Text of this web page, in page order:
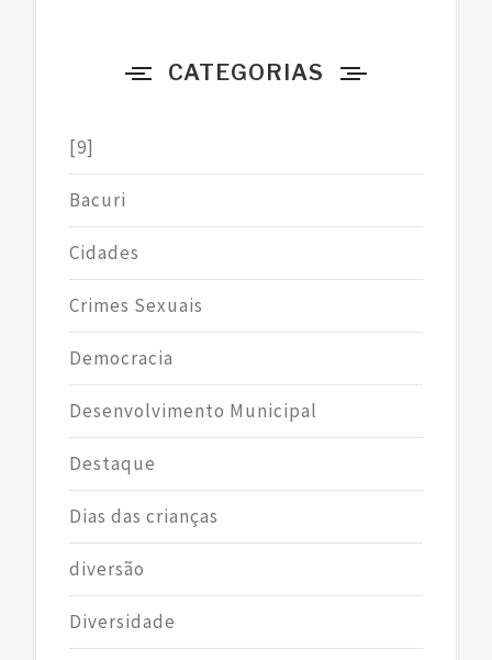
CATEGORIAS
[9]
Bacuri
Cidades
Crimes Sexuais
Democracia
Desenvolvimento Municipal
Destaque
Dias das crianças
diversão
Diversidade